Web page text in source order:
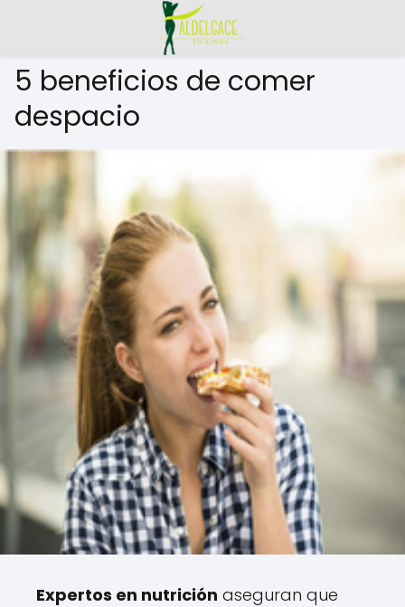
5 beneficios de comer
despacio
Expertos en nutrición aseguran que